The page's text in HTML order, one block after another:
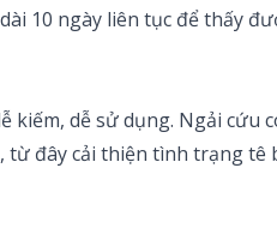
10 ngày liên tục để thấy
dễ sử dụng. Ngải cứu
đây cải thiện tình trạng tê